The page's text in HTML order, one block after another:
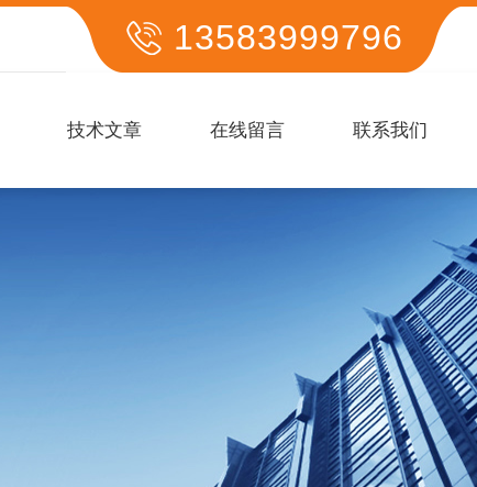
13583999796
技术文章 在线留言 联系我们